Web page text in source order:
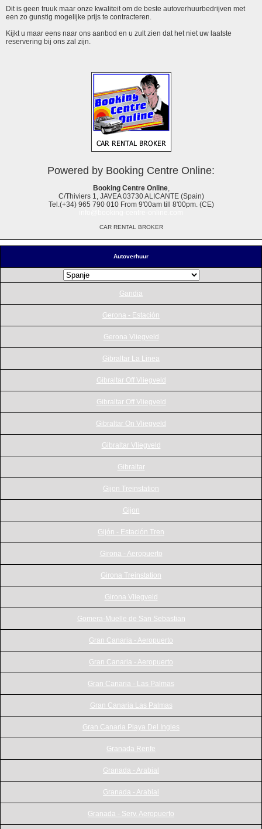
Autoverhuur
Gandia
Gerona - Estación
Gerona Vliegveld
Gibraltar La Linea
Gibraltar Off Vliegveld
Gibraltar Off Vliegveld
Gibraltar On Vliegveld
Gibraltar Vliegveld
Gibraltar
Gijon Treinstation
Gijon
Gijón - Estación Tren
Girona - Aeropuerto
Girona Treinstation
Girona Vliegveld
Gomera-Muelle de San Sebastian
Gran Canaria - Aeropuerto
Gran Canaria - Aeropuerto
Gran Canaria - Las Palmas
Gran Canaria Las Palmas
Gran Canaria Playa Del Ingles
Granada Renfe
Granada - Arabial
Granada - Arabial
Granada - Serv. Aeropuerto
Dit is geen truuk maar onze kwaliteit om de beste autoverhuurbedrijven met
een zo gunstig mogelijke prijs te contracteren.
Kijkt u maar eens naar ons aanbod en u zult zien dat het niet uw laatste
reservering bij ons zal zijn.
Powered by Booking Centre Online:
Booking Centre Online,
C/Thiviers 1, JAVEA 03730 ALICANTE (Spain)
Tel.(+34) 965 790 010 From 9'00am till 8'00pm. (CE)
CAR RENTAL BROKER